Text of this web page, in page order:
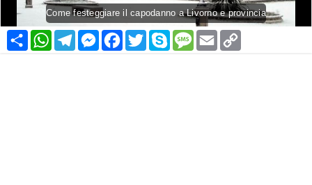
Come festeggiare il capodanno a Livorno e provincia
Condividi
WhatsApp
Telegram
Messenger
Facebook
TwitterSkypeMessage
Email